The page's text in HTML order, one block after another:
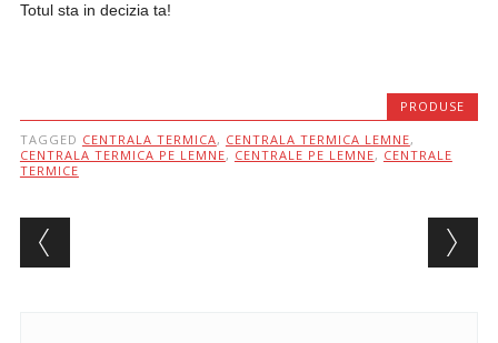
Totul sta in decizia ta!
PRODUSE
TAGGED CENTRALA TERMICA, CENTRALA TERMICA LEMNE,
CENTRALA TERMICA PE LEMNE, CENTRALE PE LEMNE, CENTRALE
TERMICE
Post navigation